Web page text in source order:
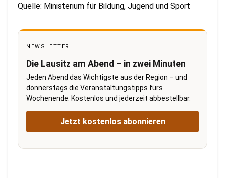
Quelle: Ministerium für Bildung, Jugend und Sport
NEWSLETTER
Die Lausitz am Abend – in zwei Minuten
Jeden Abend das Wichtigste aus der Region – und
donnerstags die Veranstaltungstipps fürs
Wochenende. Kostenlos und jederzeit abbestellbar.
Jetzt kostenlos abonnieren